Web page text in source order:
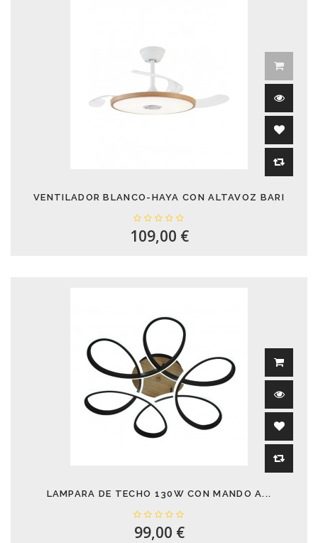
VENTILADOR BLANCO-HAYA CON ALTAVOZ BARI
109,00 €
LAMPARA DE TECHO 130W CON MANDO A...
99,00 €